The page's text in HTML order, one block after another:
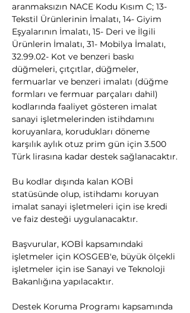
aranmaksızın NACE Kodu Kısım C; 13-
Tekstil Ürünlerinin İmalatı, 14- Giyim
Eşyalarının İmalatı, 15- Deri ve İlgili
Ürünlerin İmalatı, 31- Mobilya İmalatı,
32.99.02- Kot ve benzeri baskı
düğmeleri, çıtçıtlar, düğmeler,
fermuarlar ve benzeri imalatı (düğme
formları ve fermuar parçaları dahil)
kodlarında faaliyet gösteren imalat
sanayi işletmelerinden istihdamını
koruyanlara, korudukları döneme
karşılık aylık otuz prim gün için 3.500
Türk lirasına kadar destek sağlanacaktır.
Bu kodlar dışında kalan KOBİ
statüsünde olup, istihdamı koruyan
imalat sanayi işletmeleri için ise kredi
ve faiz desteği uygulanacaktır.
Başvurular, KOBİ kapsamındaki
işletmeler için KOSGEB'e, büyük ölçekli
işletmeler için ise Sanayi ve Teknoloji
Bakanlığına yapılacaktır.
Destek Koruma Programı kapsamında